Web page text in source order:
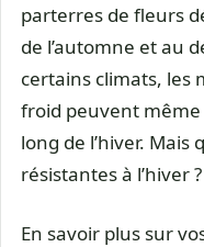
parterres de fleurs
de l’automne et au
certains climats, les
froid peuvent
long de l’hiver. Mais
résistantes à l’hiver ?
En savoir plus sur